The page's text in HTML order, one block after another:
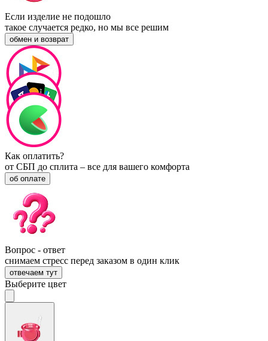
Если изделие не подошло
такое случается редко, но мы все решим
обмен и возврат
Как оплатить?
от СБП до сплита – все для вашего комфорта
об оплате
Вопрос - ответ
снимаем стресс перед заказом в один клик
отвечаем тут
Выберите цвет